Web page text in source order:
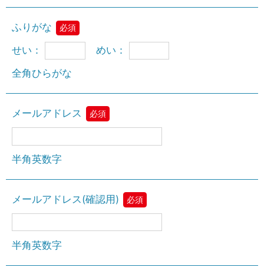
ふりがな 必須
せい：
めい：
全角ひらがな
メールアドレス 必須
半角英数字
メールアドレス(確認用) 必須
半角英数字